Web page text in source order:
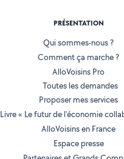
PRÉSENTATION
Qui sommes-nous ?
Comment ça marche ?
AlloVoisins Pro
Toutes les demandes
Proposer mes services
Livre « Le futur de l'économie
AlloVoisins en France
Espace presse